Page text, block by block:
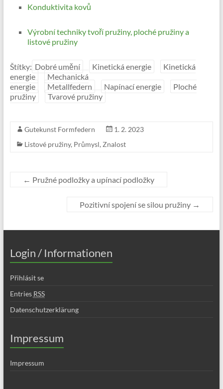
Konduktivita kovů
Výrobní techniky tvoří pružiny, ploché pružiny a
listové pružiny
Štítky: Dobré umění Kinetická energie
Kinetická
energie
Mechanická
energie
Metallfedern Napínací energie
Ploché
pružiny
Tvarové pružiny
Gutekunst Formfedern
1. 2. 2023
Listové pružiny, Průmysl, Znalost
← Pružné podložky a upínací podložky
Pozitivní spojení se silou pružiny →
Login / Informationen
Přihlásit se
Entries RSS
Datenschutzerklärung
Impressum
Impressum